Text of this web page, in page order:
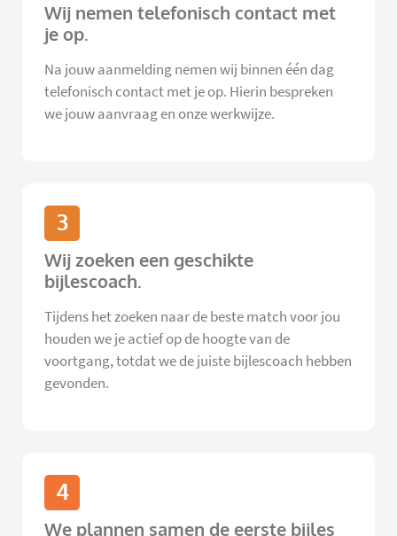
Wij nemen telefonisch contact met
je op.
Na jouw aanmelding nemen wij binnen één dag
telefonisch contact met je op. Hierin bespreken
we jouw aanvraag en onze werkwijze.
3
Wij zoeken een geschikte
bijlescoach.
Tijdens het zoeken naar de beste match voor jou
houden we je actief op de hoogte van de
voortgang, totdat we de juiste bijlescoach hebben
gevonden.
4
We plannen samen de eerste bijles